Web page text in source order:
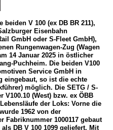
V 100 (ex DB BR 211),
Eisenbahn
GmbH oder S-Fleet GmbH),
Rungenwagen-Zug (Wagen
14 Januar 2025 in östlicher
Puchheim. Die beiden V100
Service GmbH in
eingebaut, so ist die echte
möglich. Die SETG / S-
V100.10 (West) bzw. ex ÖBB
der Loks: Vorne die
1962 von der
Fabriknummer 1000117 gebaut
DB V 100 1099 geliefert. Mit